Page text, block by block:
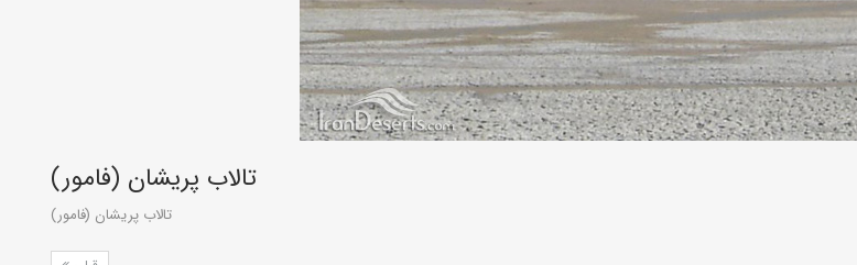
تالاب پريشان (فامور)
تالاب پريشان (فامور)